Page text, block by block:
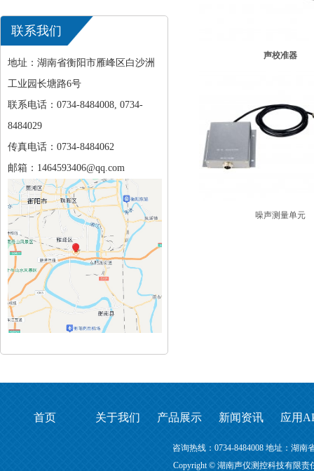
联系我们
地址：湖南省衡阳市雁峰区白沙洲
工业园长塘路6号
联系电话：0734-8484008, 0734-
8484029
传真电话：0734-8484062
邮箱：1464593406@qq.com
声校准器
噪声测量单元
首页 关于我们 产品展示 新闻资讯 应用
咨询热线：0734-8484008 地址：湖
Copyright © 湖南声仪测控科技有限